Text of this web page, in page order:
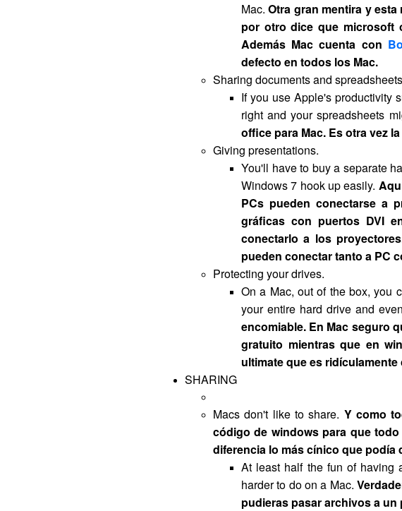
Mac.Otra gran mentira y
por otro dice que microsoft
Además Mac cuenta con
defecto en todos los Mac.
Sharing documents and
If you use Apple's productivity
right and your spreadsheets
office para Mac. Es otra vez
Giving presentations.
You'll have to buy a separate
Windows 7 hook up easily.
PCs pueden conectarse a
gráficas con puertos DVI
conectarlo a los
pueden conectar tanto a PC
Protecting your drives.
On a Mac, out of the box, you
your entire hard drive and
encomiable. En Mac seguro
gratuito mientras que en
ultimate que es
SHARING
Macs don't like to share. Y como
código de windows para que
diferencia lo más cínico que podía
At least half the fun of having
harder to do on a Mac.
pudieras pasar archivos a un